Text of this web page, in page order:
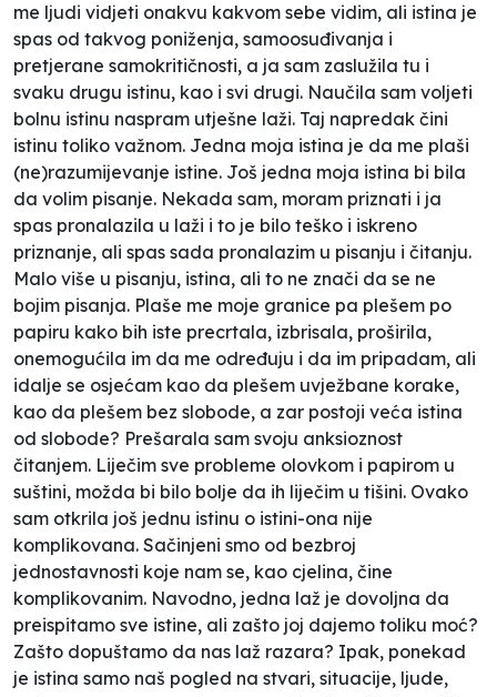
me ljudi vidjeti onakvu kakvom sebe vidim, ali istina je
spas od takvog poniženja, samoosuđivanja i
pretjerane samokritičnosti, a ja sam zaslužila tu i
svaku drugu istinu, kao i svi drugi. Naučila sam voljeti
bolnu istinu naspram utješne laži. Taj napredak čini
istinu toliko važnom. Jedna moja istina je da me plaši
(ne)razumijevanje istine. Još jedna moja istina bi bila
da volim pisanje. Nekada sam, moram priznati i ja
spas pronalazila u laži i to je bilo teško i iskreno
priznanje, ali spas sada pronalazim u pisanju i čitanju.
Malo više u pisanju, istina, ali to ne znači da se ne
bojim pisanja. Plaše me moje granice pa plešem po
papiru kako bih iste precrtala, izbrisala, proširila,
onemogućila im da me određuju i da im pripadam, ali
idalje se osjećam kao da plešem uvježbane korake,
kao da plešem bez slobode, a zar postoji veća istina
od slobode? Prešarala sam svoju anksioznost
čitanjem. Liječim sve probleme olovkom i papirom u
suštini, možda bi bilo bolje da ih liječim u tišini. Ovako
sam otkrila još jednu istinu o istini-ona nije
komplikovana. Sačinjeni smo od bezbroj
jednostavnosti koje nam se, kao cjelina, čine
komplikovanim. Navodno, jedna laž je dovoljna da
preispitamo sve istine, ali zašto joj dajemo toliku moć?
Zašto dopuštamo da nas laž razara? Ipak, ponekad
je istina samo naš pogled na stvari, situacije, ljude,